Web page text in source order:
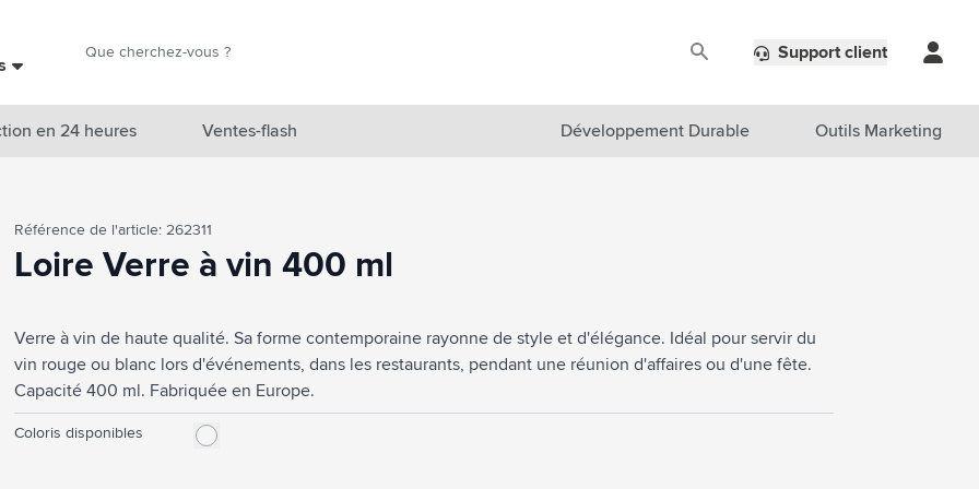
Marques
Thèmes
Accessoires boissons
Sacs & Voyage
Cuisiner & Vivre
Produits de soin
Support client
en 24 heures Ventes-flash Développement Durable Outils Marketing
Référence de l'article: 262311
Loire Verre à vin 400 ml
Verre à vin de haute qualité. Sa forme contemporaine rayonne de style et d'élégance. Idéal pour servir du
vin rouge ou blanc lors d'événements, dans les restaurants, pendant une réunion d'affaires ou d'une fête.
Capacité 400 ml. Fabriquée en Europe.
Coloris disponibles